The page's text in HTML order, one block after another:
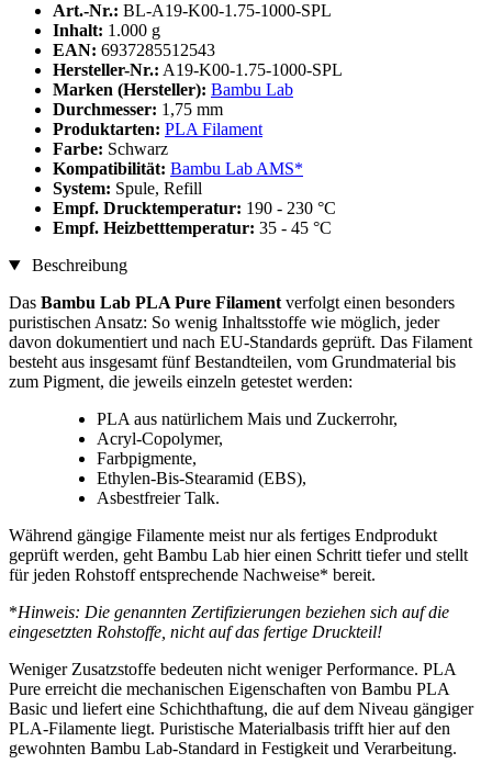
Art.-Nr.: BL-A19-K00-1.75-1000-SPL
Inhalt: 1.000 g
EAN: 6937285512543
Hersteller-Nr.: A19-K00-1.75-1000-SPL
Marken (Hersteller): Bambu Lab
Durchmesser: 1,75 mm
Produktarten: PLA Filament
Farbe: Schwarz
Kompatibilität: Bambu Lab AMS*
System: Spule, Refill
Empf. Drucktemperatur: 190 - 230 °C
Empf. Heizbetttemperatur: 35 - 45 °C
Beschreibung
Das Bambu Lab PLA Pure Filament verfolgt einen besonders
puristischen Ansatz: So wenig Inhaltsstoffe wie möglich, jeder
davon dokumentiert und nach EU-Standards geprüft. Das Filament
besteht aus insgesamt fünf Bestandteilen, vom Grundmaterial bis
zum Pigment, die jeweils einzeln getestet werden:
PLA aus natürlichem Mais und Zuckerrohr,
Acryl-Copolymer,
Farbpigmente,
Ethylen-Bis-Stearamid (EBS),
Asbestfreier Talk.
Während gängige Filamente meist nur als fertiges Endprodukt
geprüft werden, geht Bambu Lab hier einen Schritt tiefer und stellt
für jeden Rohstoff entsprechende Nachweise* bereit.
*Hinweis: Die genannten Zertifizierungen beziehen sich auf die
eingesetzten Rohstoffe, nicht auf das fertige Druckteil!
Weniger Zusatzstoffe bedeuten nicht weniger Performance. PLA
Pure erreicht die mechanischen Eigenschaften von Bambu PLA
Basic und liefert eine Schichthaftung, die auf dem Niveau gängiger
PLA-Filamente liegt. Puristische Materialbasis trifft hier auf den
gewohnten Bambu Lab-Standard in Festigkeit und Verarbeitung.